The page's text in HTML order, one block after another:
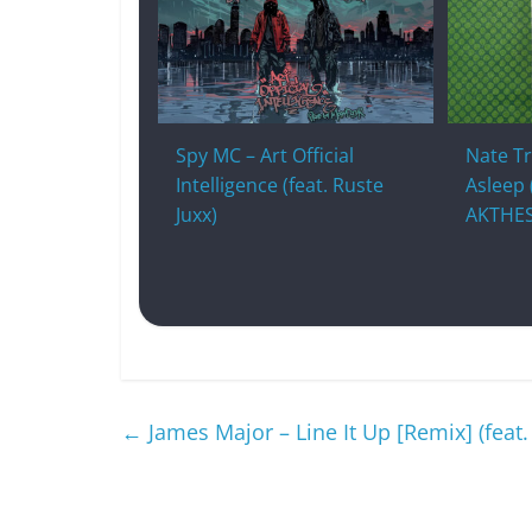
Spy MC – Art Official
Intelligence (feat. Ruste
Juxx)
Nate
Asleep
← James Major – Line It Up [Remix]